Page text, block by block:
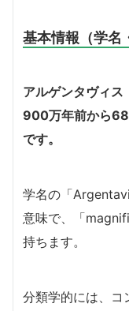
基本情報（学名
アルゲンタヴィ
900万年前から
です。
学名の「
意味で、「
持ちます。
分類学的には、コ